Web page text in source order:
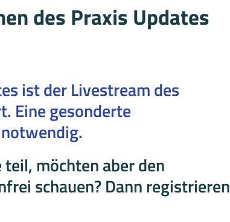
des Praxis Updates
ist der Livestream des
Eine gesonderte
möchten aber den
schauen? Dann registrieren